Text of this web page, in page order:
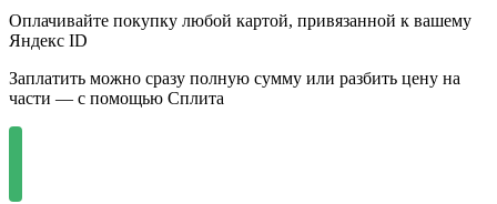
Оплачивайте покупку любой картой, привязанной к вашему
Яндекс ID
Заплатить можно сразу полную сумму или разбить цену на
части — с помощью Сплита